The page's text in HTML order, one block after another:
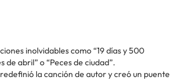
inolvidables como “19 días y 500
de abril” o “Peces de ciudad”.
la canción de autor y creó un puente